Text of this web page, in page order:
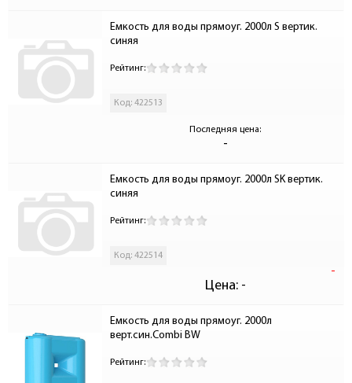
Емкость для воды прямоуг. 2000л S вертик.
синяя
Рейтинг:
Код: 422513
Последняя цена:
-
Емкость для воды прямоуг. 2000л SK вертик.
синяя
Рейтинг:
Код: 422514
Цена:
-
-
Емкость для воды прямоуг. 2000л
верт.син.Combi BW
Рейтинг: